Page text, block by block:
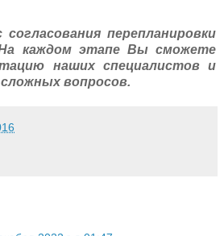
согласования перепланировки
каждом этапе Вы сможете
наших специалистов и
вопросов.